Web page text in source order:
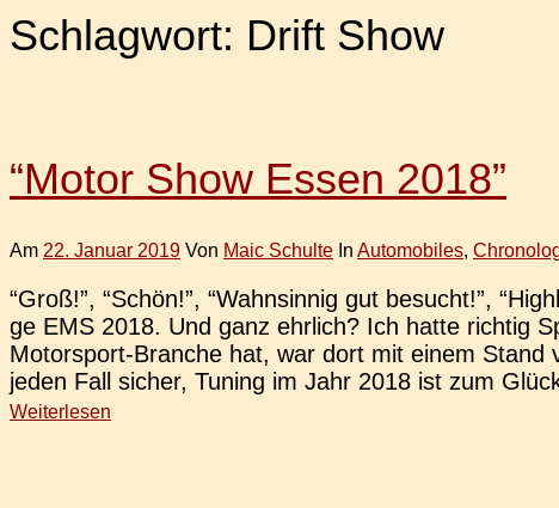
Schlagwort: Drift Show
“Motor Show Essen 2018”
Am 22. Januar 2019 Von Maic Schulte In Automobiles,
“Groß!”, “Schön!”, “Wahn­sin­nig gut besucht!”,
ge EMS 2018. Und ganz ehr­lich? Ich hatte rich­tig
Motor­s­port-Bran­che hat, war dort mit einem
jeden Fall sicher, Tuning im Jahr 2018 ist zum
Weiterlesen